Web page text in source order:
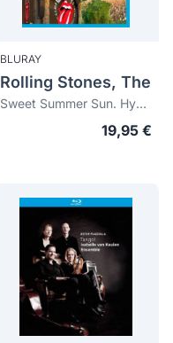
BLURAY
Rolling Stones, The
Sweet Summer Sun. Hyde Park Live
19,95 €